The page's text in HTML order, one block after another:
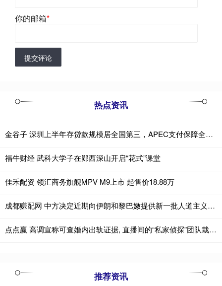
你的邮箱*
提交评论
热点资讯
金谷子 深圳上半年存贷款规模居全国第三，APEC支付保障全面升级
福牛财经 武科大学子在郧西深山开启“花式”课堂
佳禾配资 领汇商务旗舰MPV M9上市 起售价18.88万
成都赚配网 中方决定近期向伊朗和黎巴嫩提供新一批人道主义援助
点点赢 高调宣称可查婚内出轨证据, 直播间的“私家侦探”团队栽了|今晚九点半
推荐资讯